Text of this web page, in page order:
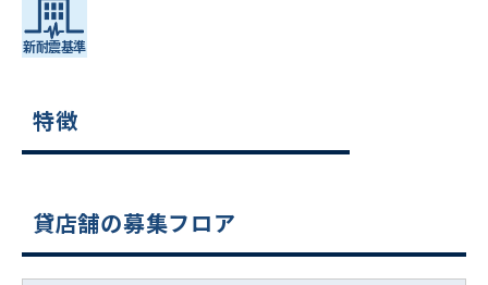
特徴
貸店舗の募集フロア